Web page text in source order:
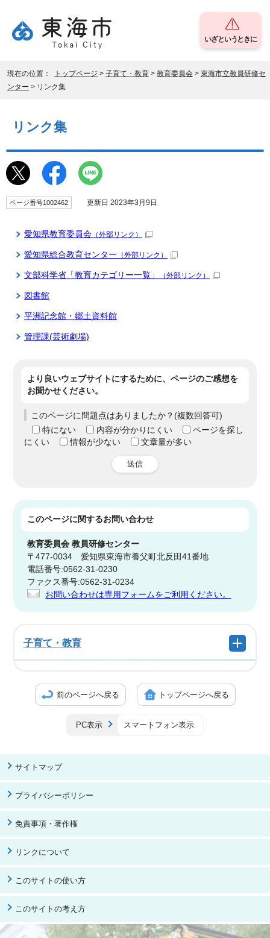
いざというときに
現在の位置： トップページ > 子育て・教育 > 教育委員会 > 東海市立教員研修セ
ンター > リンク集
リンク集
ページ番号1002462 更新日 2023年3月9日
愛知県教育委員会 （外部リンク）
愛知県総合教育センター （外部リンク）
文部科学省「教育カテゴリー一覧」 （外部リンク）
図書館
平洲記念館・郷土資料館
管理課(芸術劇場)
より良いウェブサイトにするために、ページのご感想を
お聞かせください。
このページに問題点はありましたか？(複数回答可)
特にない
内容が分かりにくい
ページを探し
にくい
情報が少ない 文章量が多い
送信
このページに関するお問い合わせ
教育委員会教員研修センター
〒477-0034 愛知県東海市養父町北反田41番地
電話番号:0562-31-0230
ファクス番号:0562-31-0234
お問い合わせは専用フォームをご利用ください。
子育て・教育
前のページへ戻る トップページへ戻る
PC表示 スマートフォン表示
サイトマップ
プライバシーポリシー
免責事項・著作権
リンクについて
このサイトの使い方
このサイトの考え方